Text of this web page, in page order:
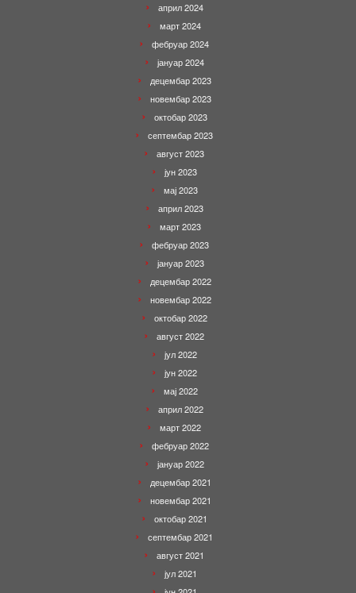
април 2024
март 2024
фебруар 2024
јануар 2024
децембар 2023
новембар 2023
октобар 2023
септембар 2023
август 2023
јун 2023
мај 2023
април 2023
март 2023
фебруар 2023
јануар 2023
децембар 2022
новембар 2022
октобар 2022
август 2022
јул 2022
јун 2022
мај 2022
април 2022
март 2022
фебруар 2022
јануар 2022
децембар 2021
новембар 2021
октобар 2021
септембар 2021
август 2021
јул 2021